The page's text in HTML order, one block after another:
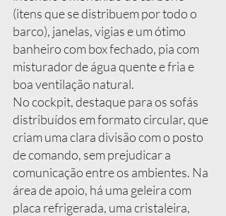
(itens que se distribuem por todo o
barco), janelas, vigias e um ótimo
banheiro com box fechado, pia com
misturador de água quente e fria e
boa ventilação natural.
No cockpit, destaque para os sofás
distribuídos em formato circular, que
criam uma clara divisão com o posto
de comando, sem prejudicar a
comunicação entre os ambientes. Na
área de apoio, há uma geleira com
placa refrigerada, uma cristaleira,